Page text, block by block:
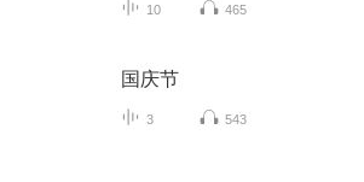
10 465
国庆节
3 543